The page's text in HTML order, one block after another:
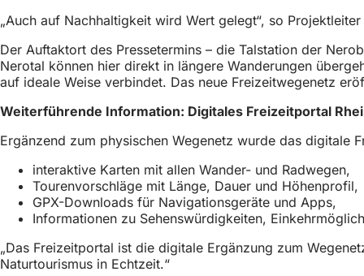
:
„Auch auf Nachhaltigkeit wird Wert gelegt“, so
Der Auftaktort des Pressetermins – die Talstation der
Nerotal können hier direkt in längere Wanderungen
auf ideale Weise verbindet. Das neue Freizeitwegenetz
Weiterführende Information: Digitales Freizeitportal
Ergänzend zum physischen Wegenetz wurde das digitale
interaktive Karten mit allen Wander- und Radwegen,
Tourenvorschläge mit Länge, Dauer und Höhenprofil,
GPX-Downloads für Navigationsgeräte und Apps,
Informationen zu Sehenswürdigkeiten,
„Das Freizeitportal ist die digitale Ergänzung zum
Naturtourismus in Echtzeit.“